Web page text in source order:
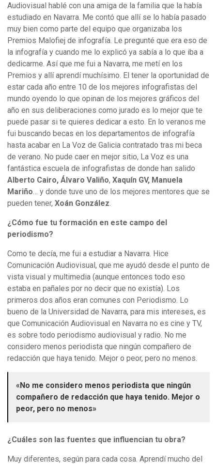
Audiovisual hablé con una amiga de la familia que la había
estudiado en Navarra. Me contó que allí se lo había pasado
muy bien como parte del equipo que organizaba los
Premios Malofiej de infografía. Le pregunté que era eso de
la infografía y cuando me lo explicó ya sabía a lo que iba a
dedicarme. Así que me fui a Navarra, me metí en los
Premios y allí aprendí muchísimo. El tener la oportunidad de
estar cada año entre 10 de los mejores infografistas del
mundo oyendo lo que opinan de los mejores gráficos del
año en sus deliberaciones como jurado es lo mejor que te
puede pasar si te quieres dedicar a esto. En lo veranos me
fui buscando becas en los departamentos de infografía
hasta acabar en La Voz de Galicia contratado tras mi beca
de verano. No pude caer en mejor sitio, La Voz es una
fantástica escuela de infografistas de donde han salido
Alberto Cairo, Álvaro Valiño, Xaquín GV, Manuela
Mariño… y donde tuve uno de los mejores mentores que se
pueden tener, Xoán González.
¿Cómo fue tu formación en este campo del
periodismo?
Como te decía, me fui a estudiar a Navarra. Hice
Comunicación Audiovisual, que me ayudó desde el punto de
vista visual y multimedia (aunque entonces todo eso
estaba en pañales por no decir que no existía). Los
primeros dos años eran comunes con Periodismo. Lo
bueno de la Universidad de Navarra, para mis intereses, es
que Comunicación Audiovisual en Navarra no es cine y TV,
es sobre todo periodismo audiovisual y radio. No me
considero menos periodista que ningún compañero de
redacción que haya tenido. Mejor o peor, pero no menos.
«No me considero menos periodista que ningún
compañero de redacción que haya tenido. Mejor o
peor, pero no menos»
¿Cuáles son las fuentes que influencian tu obra?
Muy diferentes, según para cada cosa. Aprendí mucho del